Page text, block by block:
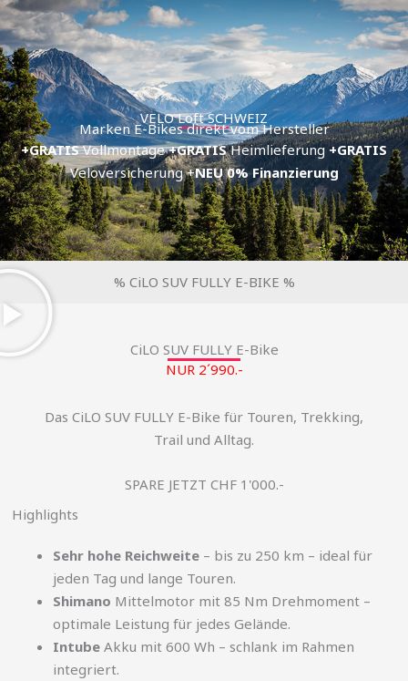
Zum
Inhalt
springen
VELO Loft SCHWEIZ
Marken E-Bikes direkt vom Hersteller
+GRATISVollmontage+GRATISHeimlieferung +GRATIS
Veloversicherung +NEU 0% Finanzierung
% CiLO SUV FULLY E-BIKE %
CiLO SUV FULLY E-Bike
NUR 2´990.-
Das CiLO SUV FULLY E-Bike für Touren, Trekking,
Trail und Alltag.
SPARE JETZT CHF 1'000.-
Highlights
Sehr hohe Reichweite – bis zu 250 km – ideal für
jeden Tag und lange Touren.
Shimano Mittelmotor mit 85 Nm Drehmoment –
optimale Leistung für jedes Gelände.
Intube Akku mit 600 Wh – schlank im Rahmen
integriert.